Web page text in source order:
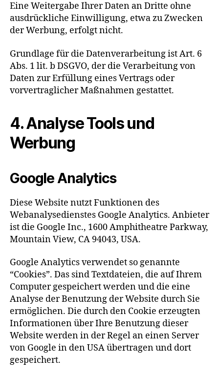
Eine Weitergabe Ihrer Daten an Dritte ohne
ausdrückliche Einwilligung, etwa zu Zwecken
der Werbung, erfolgt nicht.
Grundlage für die Datenverarbeitung ist Art. 6
Abs. 1 lit. b DSGVO, der die Verarbeitung von
Daten zur Erfüllung eines Vertrags oder
vorvertraglicher Maßnahmen gestattet.
4. Analyse Tools und
Werbung
Google Analytics
Diese Website nutzt Funktionen des
Webanalysedienstes Google Analytics. Anbieter
ist die Google Inc., 1600 Amphitheatre Parkway,
Mountain View, CA 94043, USA.
Google Analytics verwendet so genannte
“Cookies”. Das sind Textdateien, die auf Ihrem
Computer gespeichert werden und die eine
Analyse der Benutzung der Website durch Sie
ermöglichen. Die durch den Cookie erzeugten
Informationen über Ihre Benutzung dieser
Website werden in der Regel an einen Server
von Google in den USA übertragen und dort
gespeichert.